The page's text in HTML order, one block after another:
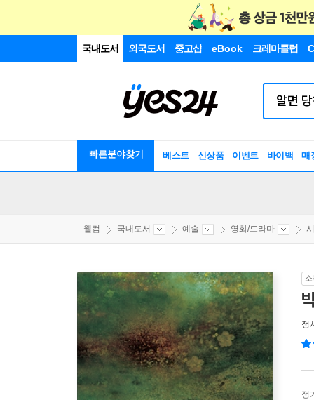
국내도서 외국도서 중고샵 eBook 크레마클럽
빠른분야찾기 베스트 신상품 이벤트 바이백 매
웰컴 국내도서 예술 영화/드라마
정
정